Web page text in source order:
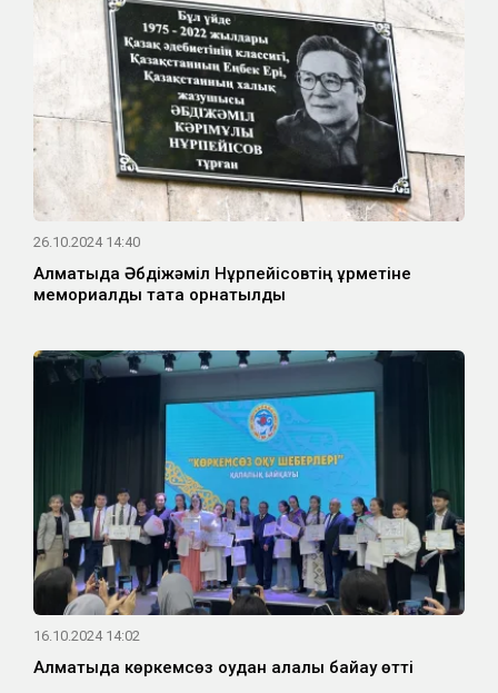
26.10.2024 14:40
Алматыда Әбдіжәміл Нұрпейісовтің құрметіне
мемориалдық тақта орнатылды
16.10.2024 14:02
Алматыда көркемсөз оқудан қалалық байқау өтті